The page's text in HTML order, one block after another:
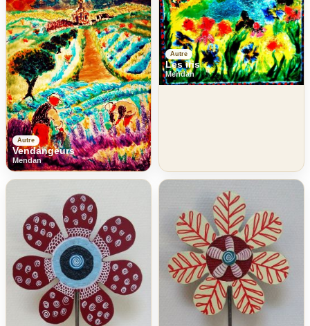
Autre
Vendangeurs
Mendan
Autre
Les iris
Mendan